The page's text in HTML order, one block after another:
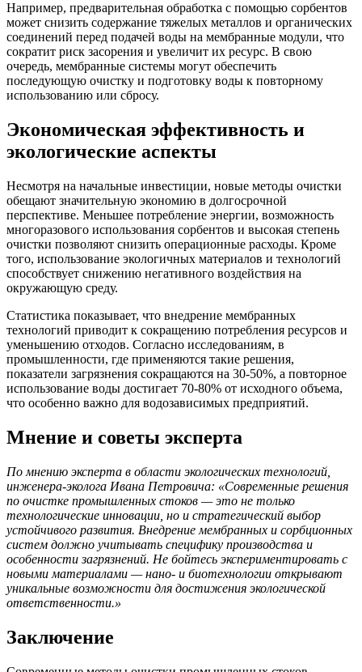
Например, предварительная обработка с помощью сорбентов
может снизить содержание тяжелых металлов и органических
соединений перед подачей воды на мембранные модули, что
сократит риск засорения и увеличит их ресурс. В свою
очередь, мембранные системы могут обеспечить
последующую очистку и подготовку воды к повторному
использованию или сбросу.
Экономическая эффективность и
экологические аспекты
Несмотря на начальные инвестиции, новые методы очистки
обещают значительную экономию в долгосрочной
перспективе. Меньшее потребление энергии, возможность
многоразового использования сорбентов и высокая степень
очистки позволяют снизить операционные расходы. Кроме
того, использование экологичных материалов и технологий
способствует снижению негативного воздействия на
окружающую среду.
Статистика показывает, что внедрение мембранных
технологий приводит к сокращению потребления ресурсов и
уменьшению отходов. Согласно исследованиям, в
промышленности, где применяются такие решения,
показатели загрязнения сокращаются на 30-50%, а повторное
использование воды достигает 70-80% от исходного объема,
что особенно важно для водозависимых предприятий.
Мнение и советы эксперта
По мнению эксперта в области экологических технологий,
инженера-эколога Ивана Петровича: «Современные решения
по очистке промышленных стоков — это не только
технологические инновации, но и стратегический выбор
устойчивого развития. Внедрение мембранных и сорбционных
систем должно учитывать специфику производства и
особенности загрязнений. Не бойтесь экспериментировать с
новыми материалами — нано- и биотехнологии открывают
уникальные возможности для достижения экологической
ответственности.»
Заключение